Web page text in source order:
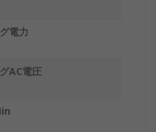
電力
AC電圧